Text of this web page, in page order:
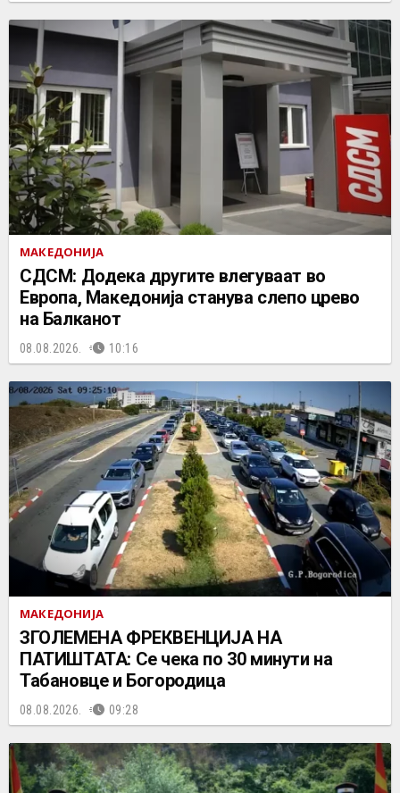
МАКЕДОНИЈА
СДСМ: Додека другите влегуваат во
Европа, Македонија станува слепо црево
на Балканот
08.08.2026. 10:16
МАКЕДОНИЈА
ЗГОЛЕМЕНА ФРЕКВЕНЦИЈА НА
ПАТИШТАТА: Се чека по 30 минути на
Табановце и Богородица
08.08.2026. 09:28